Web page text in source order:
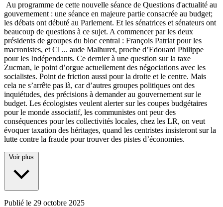
Au programme de cette nouvelle séance de Questions d'actualité au
gouvernement : une séance en majeure partie consacrée au budget;
les débats ont débuté au Parlement. Et les sénatrices et sénateurs ont
beaucoup de questions à ce sujet. A commencer par les deux
présidents de groupes du bloc central : François Patriat pour les
macronistes, et Cl ... aude Malhuret, proche d’Edouard Philippe
pour les Indépendants. Ce dernier à une question sur la taxe
Zucman, le point d’orgue actuellement des négociations avec les
socialistes. Point de friction aussi pour la droite et le centre. Mais
cela ne s’arrête pas là, car d’autres groupes politiques ont des
inquiétudes, des précisions à demander au gouvernement sur le
budget. Les écologistes veulent alerter sur les coupes budgétaires
pour le monde associatif, les communistes ont peur des
conséquences pour les collectivités locales, chez les LR, on veut
évoquer taxation des héritages, quand les centristes insisteront sur la
lutte contre la fraude pour trouver des pistes d’économies.
Voir plus
Publié le 29 octobre 2025